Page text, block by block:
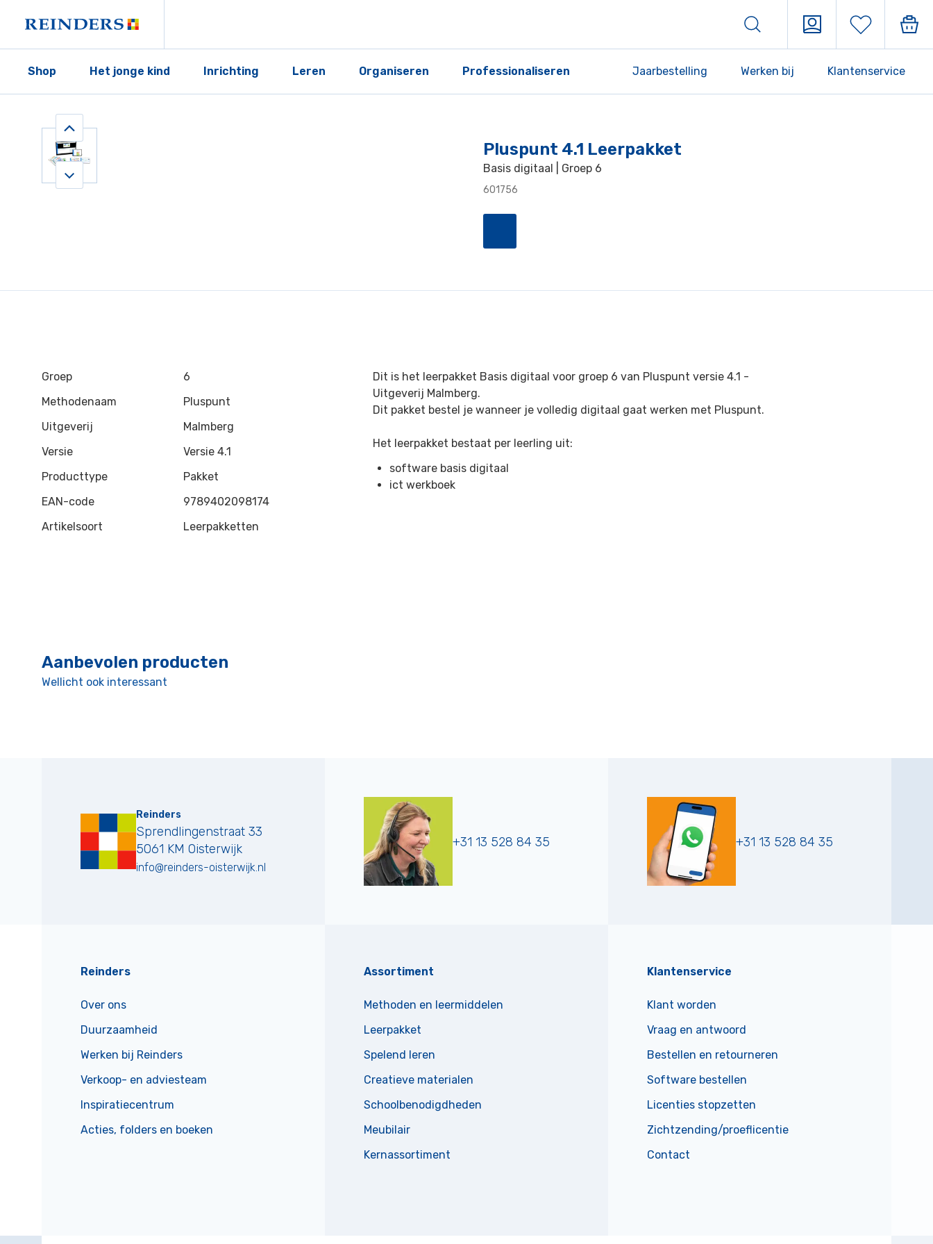
Shop Het jonge kind Inrichting Leren Organiseren Professionaliseren Jaarbestelling Werken bij Klantenservice
Pluspunt 4.1 Leerpakket
Basis digitaal | Groep 6
601756
Groep
6
Methodenaam
Pluspunt
Uitgeverij
Malmberg
Versie
Versie 4.1
Producttype
Pakket
EAN-code
9789402098174
Artikelsoort
Leerpakketten
Dit is het leerpakket Basis digitaal voor groep 6 van Pluspunt versie 4.1 -
Uitgeverij Malmberg.
Dit pakket bestel je wanneer je volledig digitaal gaat werken met Pluspunt.
Het leerpakket bestaat per leerling uit:
software basis digitaal
ict werkboek
Aanbevolen producten
Wellicht ook interessant
Reinders
Sprendlingenstraat 33
5061 KM Oisterwijk
info@reinders-oisterwijk.nl
+31 13 528 84 35 +31 13 528 84 35
Reinders
Over ons
Duurzaamheid
Werken bij Reinders
Verkoop- en adviesteam
Inspiratiecentrum
Acties, folders en boeken
Assortiment
Methoden en leermiddelen
Leerpakket
Spelend leren
Creatieve materialen
Schoolbenodigdheden
Meubilair
Kernassortiment
Klantenservice
Klant worden
Vraag en antwoord
Bestellen en retourneren
Software bestellen
Licenties stopzetten
Zichtzending/proeflicentie
Contact